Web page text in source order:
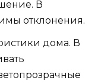
В
отклонения.
дома. В